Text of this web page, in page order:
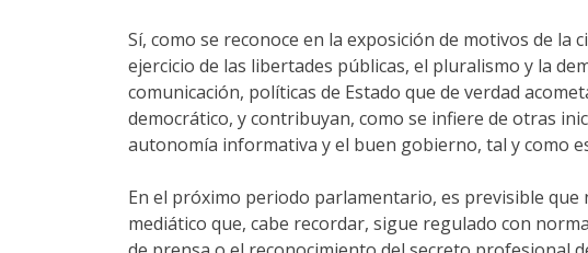
Sí, como se reconoce en la exposición de motivos de
ejercicio de las libertades públicas, el pluralismo y la
comunicación, políticas de Estado que de verdad
democrático, y contribuyan, como se infiere de otras
autonomía informativa y el buen gobierno, tal y como
En el próximo periodo parlamentario, es previsible que
mediático que, cabe recordar, sigue regulado con